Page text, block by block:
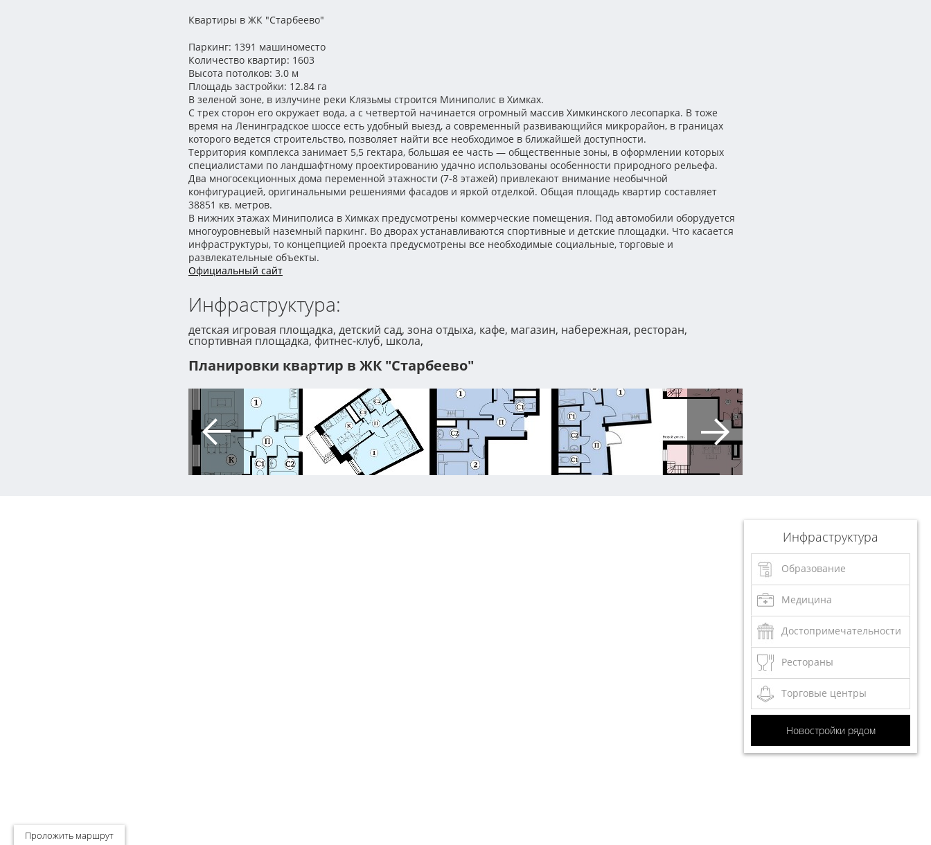
Квартиры в ЖК "Старбеево"
Паркинг: 1391 машиноместо
Количество квартир: 1603
Высота потолков: 3.0 м
Площадь застройки: 12.84 га
В зеленой зоне, в излучине реки Клязьмы строится Миниполис в Химках.
С трех сторон его окружает вода, а с четвертой начинается огромный массив Химкинского лесопарка. В тоже
время на Ленинградское шоссе есть удобный выезд, а современный развивающийся микрорайон, в границах
которого ведется строительство, позволяет найти все необходимое в ближайшей доступности.
Территория комплекса занимает 5,5 гектара, большая ее часть — общественные зоны, в оформлении которых
специалистами по ландшафтному проектированию удачно использованы особенности природного рельефа.
Два многосекционных дома переменной этажности (7-8 этажей) привлекают внимание необычной
конфигурацией, оригинальными решениями фасадов и яркой отделкой. Общая площадь квартир составляет
38851 кв. метров.
В нижних этажах Миниполиса в Химках предусмотрены коммерческие помещения. Под автомобили оборудуется
многоуровневый наземный паркинг. Во дворах устанавливаются спортивные и детские площадки. Что касается
инфраструктуры, то концепцией проекта предусмотрены все необходимые социальные, торговые и
развлекательные объекты.
Официальный сайт
Инфраструктура:
детская игровая площадка, детский сад, зона отдыха, кафе, магазин, набережная, ресторан,
спортивная площадка, фитнес-клуб, школа,
Планировки квартир в ЖК "Старбеево"
Инфраструктура
Образование
Медицина
Достопримечательности
Рестораны
Торговые центры
Новостройки рядом
Проложить маршрут